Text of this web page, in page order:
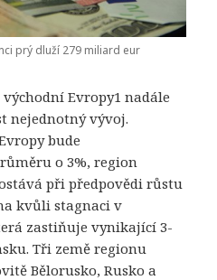
prý dluží 279 miliard eur
Evropy1 nadále
nejednotný vývoj.
bude
o 3%, region
při předpovědi růstu
kvůli stagnaci v
zastiňuje vynikající 3-
Tři země regionu
Bělorusko, Rusko a